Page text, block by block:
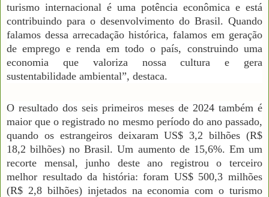
turismo internacional é uma potência econômica e está
contribuindo para o desenvolvimento do Brasil. Quando
falamos dessa arrecadação histórica, falamos em geração
de emprego e renda em todo o país, construindo uma
economia que valoriza nossa cultura e gera
sustentabilidade ambiental”, destaca.
O resultado dos seis primeiros meses de 2024 também é
maior que o registrado no mesmo período do ano passado,
quando os estrangeiros deixaram US$ 3,2 bilhões (R$
18,2 bilhões) no Brasil. Um aumento de 15,6%. Em um
recorte mensal, junho deste ano registrou o terceiro
melhor resultado da história: foram US$ 500,3 milhões
(R$ 2,8 bilhões) injetados na economia com o turismo